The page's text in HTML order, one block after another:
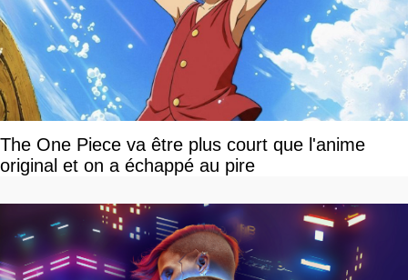
The One Piece va être plus court que l'anime
original et on a échappé au pire